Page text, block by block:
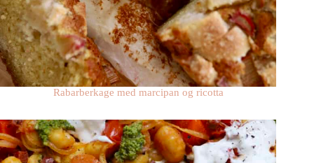
Rabarberkage med marcipan og ricotta